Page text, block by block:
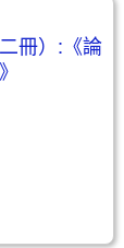
冊）:《論